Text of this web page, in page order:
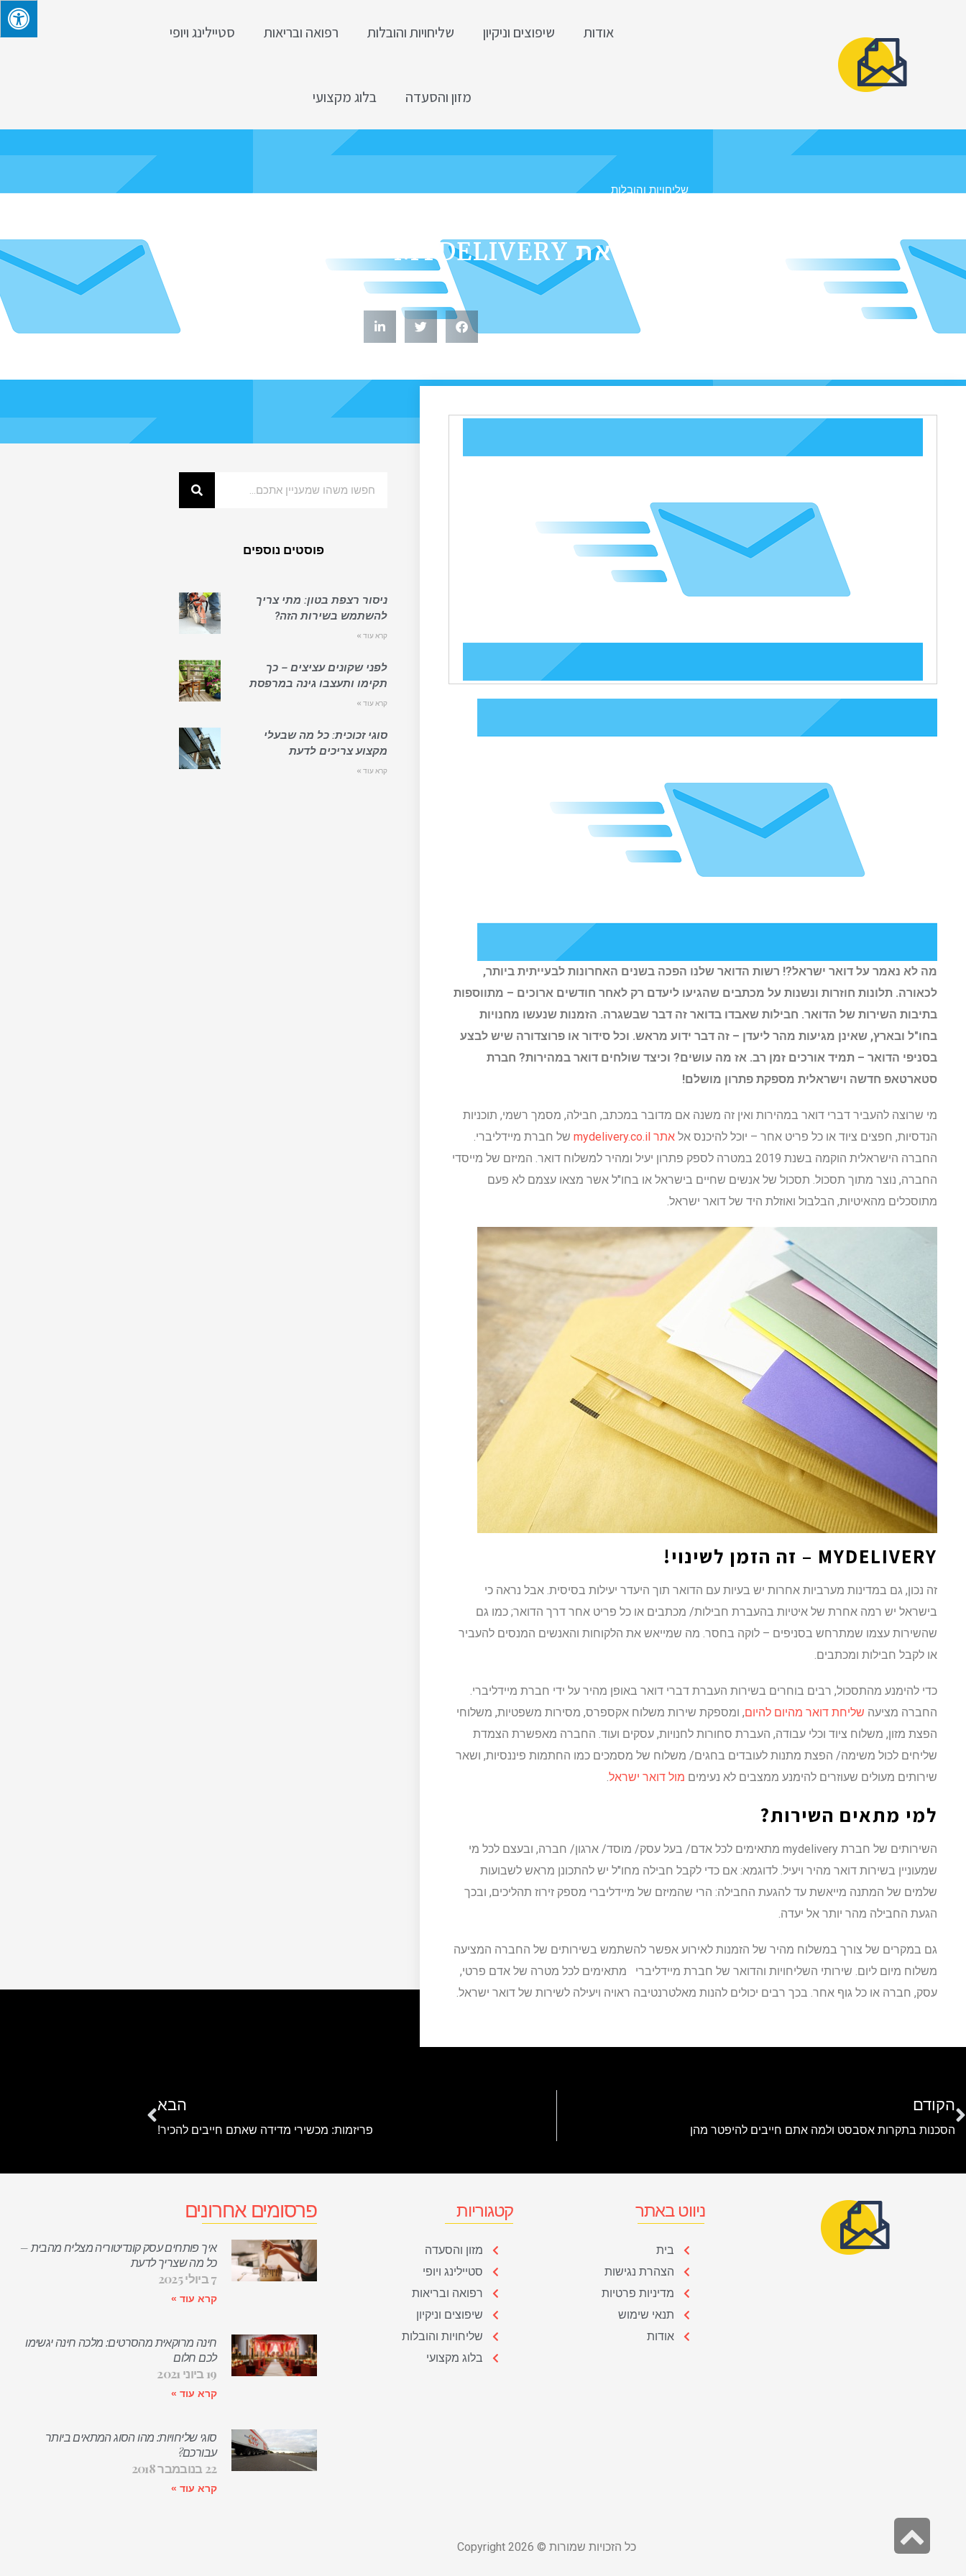
אודות שיפוצים וניקיון שליחויות והובלות רפואה ובריאות סטיילינג ויופי
מזון והסעדה בלוג מקצועי
שליחויות והובלות
בדקנו את MYDELIVERY
מה לא נאמר על דואר ישראל?! רשות הדואר שלנו הפכה בשנים האחרונות לבעייתית ביותר,
לכאורה. תלונות חוזרות ונשנות על מכתבים שהגיעו ליעדם רק לאחר חודשים ארוכים – מתווספות
בתיבות השירות של הדואר. חבילות שאבדו בדואר זה דבר שבשגרה. הזמנות שנעשו מחנויות
בחו"ל ובארץ, שאינן מגיעות מהר ליעדן – זה דבר ידוע מראש. וכל סידור או פרוצדורה שיש לבצע
בסניפי הדואר – תמיד אורכים זמן רב. אז מה עושים? וכיצד שולחים דואר במהירות? חברת
סטארטאפ חדשה וישראלית מספקת פתרון מושלם!
מי שרוצה להעביר דברי דואר במהירות ואין זה משנה אם מדובר במכתב, חבילה, מסמך רשמי, תוכניות
הנדסיות, חפצים ציוד או כל פריט אחר – יוכל להיכנס אל אתר mydelivery.co.il
של חברת מיידליברי.
החברה הישראלית הוקמה בשנת 2019 במטרה לספק פתרון יעיל ומהיר למשלוח דואר. המיזם של מייסדי
החברה, נוצר מתוך תסכול. תסכול של אנשים שחיים בישראל או בחו"ל אשר מצאו עצמם לא פעם
מתוסכלים מהאיטיות, הבלבול ואוזלת היד של דואר ישראל.
MYDELIVERY – זה הזמן לשינוי!
זה נכון, גם במדינות מערביות אחרות יש בעיות עם הדואר תוך היעדר יעילות בסיסית. אבל נראה כי
בישראל יש רמה אחרת של איטיות בהעברת חבילות/ מכתבים או כל פריט אחר דרך הדואר; כמו גם
שהשירות עצמו שמתרחש בסניפים – לוקה בחסר. מה שמייאש את הלקוחות והאנשים המנסים להעביר
או לקבל חבילות ומכתבים.
כדי להימנע מהתסכול, רבים בוחרים בשירות העברת דברי דואר באופן מהיר על ידי חברת מיידליברי.
החברה מציעה שליחת דואר מהיום להיום, ומספקת שירות משלוח אקספרס, מסירות משפטיות, משלוחי
הפצת מזון, משלוח ציוד וכלי עבודה, העברת סחורות לחנויות, עסקים ועוד. החברה מאפשרת הצמדת
שליחים לכול משימה/ הפצת מתנות לעובדים בחגים/ משלוח של מסמכים כמו החתמות פיננסיות, ושאר
שירותים מעולים שעוזרים להימנע ממצבים לא נעימים מול דואר ישראל.
למי מתאים השירות?
השירותים של חברת mydelivery מתאימים לכל אדם/ בעל עסק/ מוסד/ ארגון/ חברה, ובעצם לכל מי
שמעוניין בשירות דואר מהיר ויעיל. לדוגמא: אם כדי לקבל חבילה מחו"ל יש להתכונן מראש לשבועות
שלמים של המתנה מייאשת עד להגעת החבילה: הרי שהמיזם של מיידליברי מספק זירוז תהליכים, ובכך
הגעת החבילה מהר יותר אל יעדה.
גם במקרים של צורך במשלוח מהיר של הזמנות לאירוע אפשר להשתמש בשירותים של החברה המציעה
משלוח מיום ליום. שירותי השליחויות והדואר של חברת מיידליברי מתאימים לכל מטרה של אדם פרטי,
עסק, חברה או כל גוף אחר. בכך רבים יכולים להנות מאלטרנטיבה ראויה ויעילה לשירות של דואר ישראל.
פוסטים נוספים
ניסור רצפת בטון: מתי צריך
להשתמש בשירות הזה?
קרא עוד »
לפני שקונים עציצים – כך
תקימו ותעצבו גינה במרפסת
קרא עוד »
סוגי זכוכית: כל מה שבעלי
מקצוע צריכים לדעת
קרא עוד »
הקודם
הסכנות בתקרות אסבסט ולמה אתם חייבים להיפטר מהן
הבא
פריזמות: מכשירי מדידה שאתם חייבים להכיר!
ניווט באתר
בית
הצהרת נגישות
מדיניות פרטיות
תנאי שימוש
אודות
קטגוריות
מזון והסעדה
סטיילינג ויופי
רפואה ובריאות
שיפוצים וניקיון
שליחויות והובלות
בלוג מקצועי
פרסומים אחרונים
איך פותחים עסק קונדיטוריה מצליח מהבית –
כל מה שצריך לדעת
7 ביולי 2025
קרא עוד »
חינה מרוקאית מהסרטים: מלכה חינה יגשימו
לכם חלום
19 ביוני 2021
קרא עוד »
סוגי שליחויות: מהו הסוג המתאים ביותר
עבורכם?
22 בנובמבר 2018
קרא עוד »
כל הזכויות שמורות © Copyright 2026 לראש